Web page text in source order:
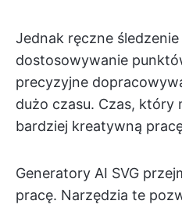
Jednak ręczne
dostosowywanie
precyzyjne
dużo czasu. Czas, który
bardziej kreatywną
Generatory AI SVG
pracę. Narzędzia te